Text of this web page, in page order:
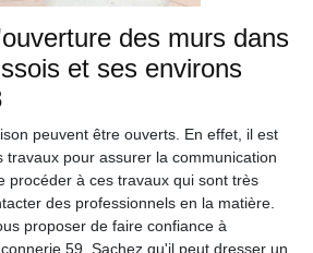
des murs dans
et ses environs
peuvent être ouverts. En effet, il est
travaux pour assurer la communication
procéder à ces travaux qui sont très
des professionnels en la matière.
proposer de faire confiance à
59. Sachez qu'il peut dresser un